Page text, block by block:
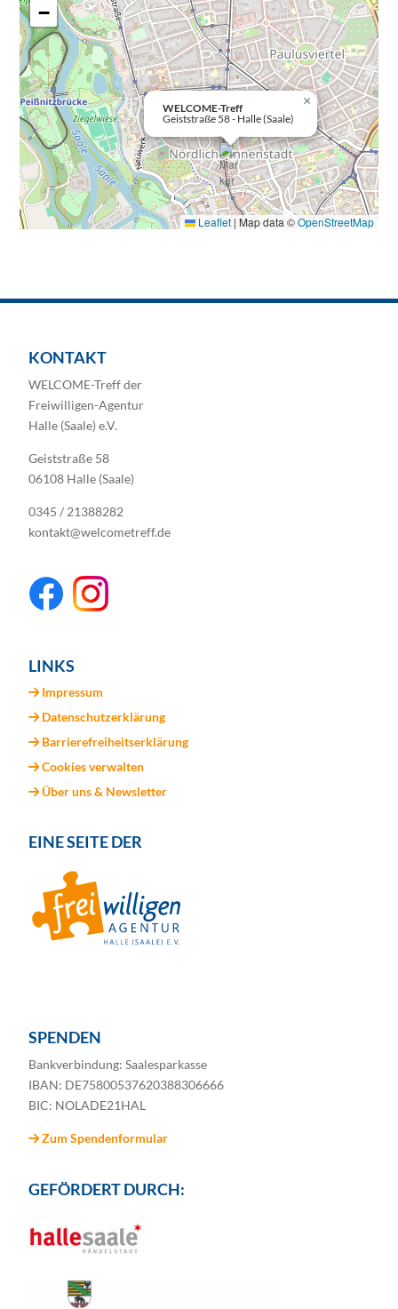
WELCOME-Treff
Geiststraße 58 - Halle (Saale)
×
−
Leaflet | Map data ©OpenStreetMap
KONTAKT
WELCOME-Treff der
Freiwilligen-Agentur
Halle (Saale) e.V.
Geiststraße 58
06108 Halle (Saale)
0345 / 21388282
kontakt@welcometreff.de
LINKS
Impressum
Datenschutzerklärung
Barrierefreiheitserklärung
Cookies verwalten
Über uns & Newsletter
EINE SEITE DER
SPENDEN
Bankverbindung: Saalesparkasse
IBAN: DE75800537620388306666
BIC: NOLADE21HAL
Zum Spendenformular
GEFÖRDERT DURCH: